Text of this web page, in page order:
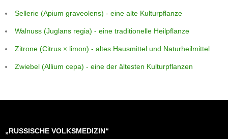
Sellerie (Apium graveolens) - eine alte Kulturpflanze
Walnuss (Juglans regia) - eine traditionelle Heilpflanze
Zitrone (Citrus × limon) - altes Hausmittel und Naturheilmittel
Zwiebel (Allium cepa) - eine der ältesten Kulturpflanzen
„RUSSISCHE VOLKSMEDIZIN“